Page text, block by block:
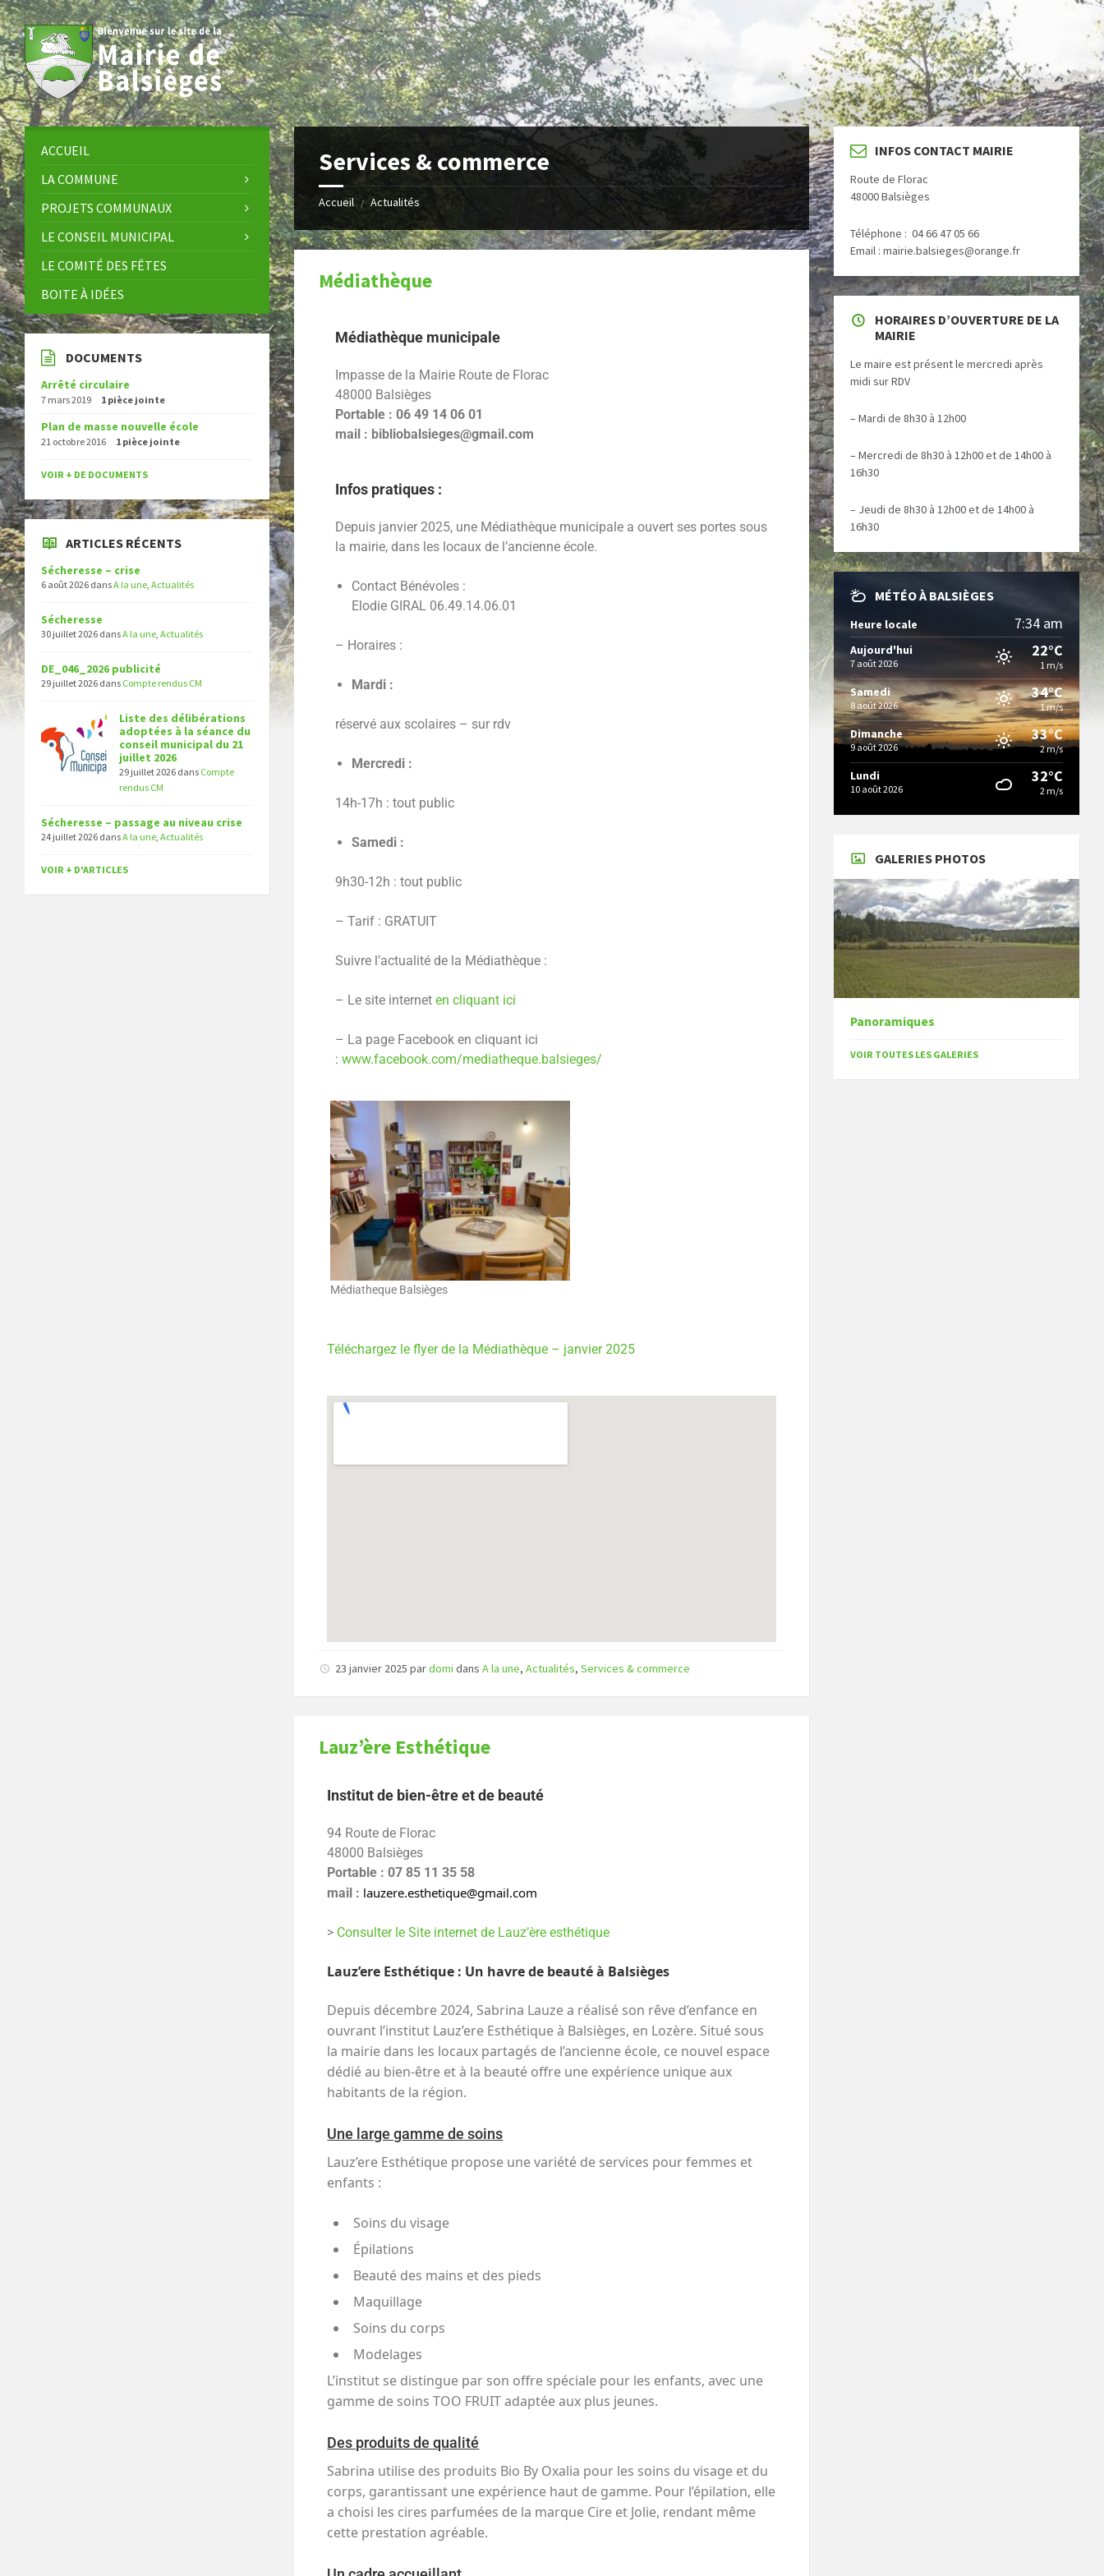
Services & commerce
Accueil / Actualités
Médiathèque
Médiathèque municipale
Impasse de la Mairie Route de Florac
48000 Balsièges
Portable : 06 49 14 06 01
mail : bibliobalsieges@gmail.com
Infos pratiques :
Depuis janvier 2025, une Médiathèque municipale a ouvert ses portes sous
la mairie, dans les locaux de l’ancienne école.
Contact Bénévoles :
Elodie GIRAL 06.49.14.06.01
– Horaires :
Mardi :
réservé aux scolaires – sur rdv
Mercredi :
14h-17h : tout public
Samedi :
9h30-12h : tout public
– Tarif : GRATUIT
Suivre l’actualité de la Médiathèque :
– Le site interneten cliquant ici
– La page Facebook en cliquant ici
:www.facebook.com/mediatheque.balsieges/
Médiatheque Balsièges
Téléchargez le flyer de la Médiathèque – janvier 2025
23 janvier 2025pardomi dansA la une,Actualités,Services & commerce
Lauz’ère Esthétique
Institut de bien-être et de beauté
94 Route de Florac
48000 Balsièges
Portable : 07 85 11 35 58
mail : lauzere.esthetique@gmail.com
> Consulter le Site internet de Lauz’ère esthétique
Lauz’ere Esthétique : Un havre de beauté à Balsièges
Depuis décembre 2024, Sabrina Lauze a réalisé son rêve d’enfance en
ouvrant l’institut Lauz’ere Esthétique à Balsièges, en Lozère. Situé sous
la mairie dans les locaux partagés de l’ancienne école, ce nouvel espace
dédié au bien-être et à la beauté offre une expérience unique aux
habitants de la région.
Une large gamme de soins
Lauz’ere Esthétique propose une variété de services pour femmes et
enfants :
Soins du visage
Épilations
Beauté des mains et des pieds
Maquillage
Soins du corps
Modelages
L’institut se distingue par son offre spéciale pour les enfants, avec une
gamme de soins TOO FRUIT adaptée aux plus jeunes.
Des produits de qualité
Sabrina utilise des produits Bio By Oxalia pour les soins du visage et du
corps, garantissant une expérience haut de gamme. Pour l’épilation, elle
a choisi les cires parfumées de la marque Cire et Jolie, rendant même
cette prestation agréable.
ACCUEIL
LA COMMUNE
PROJETS COMMUNAUX
LE CONSEIL MUNICIPAL
LE COMITÉ DES FÊTES
BOITE À IDÉES
DOCUMENTS
Arrêté circulaire
7 mars 2019 1 pièce jointe
Plan de masse nouvelle école
21 octobre 2016 1 pièce jointe
VOIR + DE DOCUMENTS
ARTICLES RÉCENTS
Sécheresse – crise
6 août 2026 dansA la une Actualités
Sécheresse
30 juillet 2026 dansA la une Actualités
DE_046_2026 publicité
29 juillet 2026 dans Compte rendus CM
Liste des délibérations
adoptées à la séance du
conseil municipal du 21
juillet 2026
29 juillet 2026 dans Compte
rendus CM
Sécheresse – passage au niveau crise
24 juillet 2026 dansA la une Actualités
VOIR + D'ARTICLES
INFOS CONTACT MAIRIE
Route de Florac
48000 Balsièges
Téléphone : 04 66 47 05 66
Email : mairie.balsieges@orange.fr
HORAIRES D’OUVERTURE DE LA
MAIRIE
Le maire est présent le mercredi après
midi sur RDV
– Mardi de 8h30 à 12h00
– Mercredi de 8h30 à 12h00 et de 14h00 à
16h30
– Jeudi de 8h30 à 12h00 et de 14h00 à
16h30
MÉTÉO À BALSIÈGES
Heure locale 7:34 am
Aujourd'hui
7 août 2026
22°C
1 m/s
Samedi
8 août 2026
34°C
1 m/s
Dimanche
9 août 2026
33°C
2 m/s
Lundi
10 août 2026
32°C
2 m/s
GALERIES PHOTOS
Panoramiques
VOIR TOUTES LES GALERIES